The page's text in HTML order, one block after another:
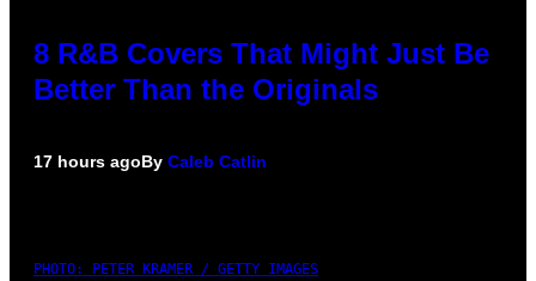
8 R&B Covers That Might Just Be
Better Than the Originals
17 hours agoBy Caleb Catlin
PHOTO: PETER KRAMER / GETTY IMAGES